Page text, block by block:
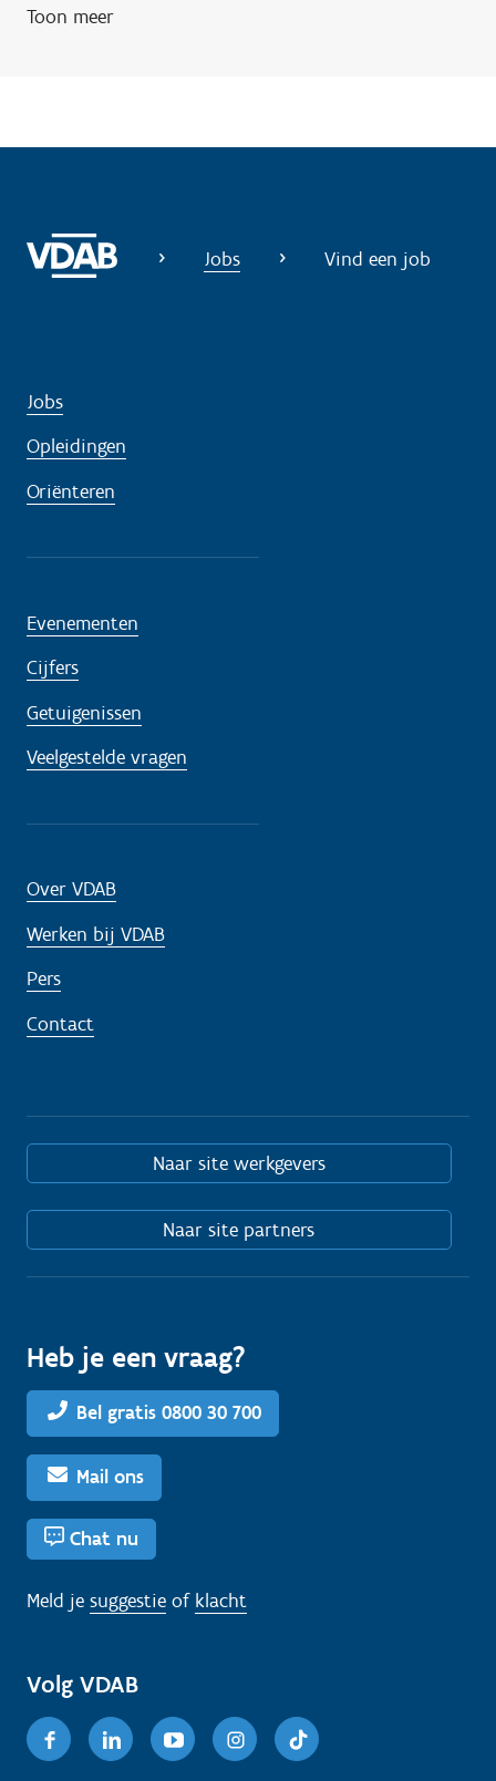
Toon meer
Jobs Vind een job
Jobs
Opleidingen
Oriënteren
Evenementen
Cijfers
Getuigenissen
Veelgestelde vragen
Over VDAB
Werken bij VDAB
Pers
Contact
Naar site werkgevers
Naar site partners
Heb je een vraag?
Bel gratis 0800 30 700
Mail ons
Chat nu
Meld je suggestie of klacht
Volg VDAB
FacebookLinkedinYoutubeInstagram